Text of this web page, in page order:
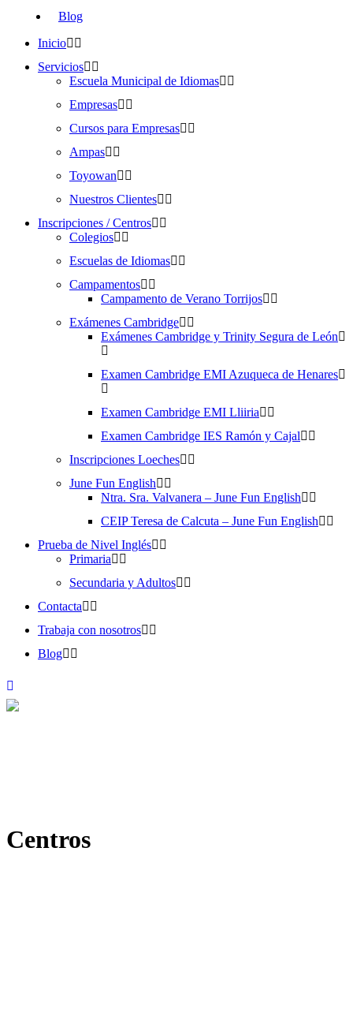
Blog
Inicio
Servicios
Escuela Municipal de Idiomas
Empresas
Cursos para Empresas
Ampas
Toyowan
Nuestros Clientes
Inscripciones / Centros
Colegios
Escuelas de Idiomas
Campamentos
Campamento de Verano Torrijos
Exámenes Cambridge
Exámenes Cambridge y Trinity Segura de León
Examen Cambridge EMI Azuqueca de Henares
Examen Cambridge EMI Lliiria
Examen Cambridge IES Ramón y Cajal
Inscripciones Loeches
June Fun English
Ntra. Sra. Valvanera – June Fun English
CEIP Teresa de Calcuta – June Fun English
Prueba de Nivel Inglés
Primaria
Secundaria y Adultos
Contacta
Trabaja con nosotros
Blog
Centros